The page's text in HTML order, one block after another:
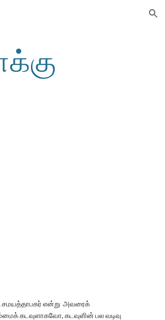
சமயத்தாபகர் என்று அவரைக்
கடவுளாகவோ, கடவுளின் பல வடிவு